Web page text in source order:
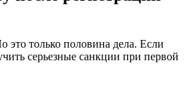
это только половина дела. Если
серьезные санкции при первой